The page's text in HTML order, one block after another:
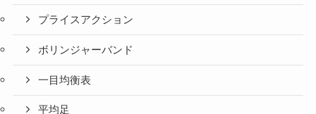
プライスアクション
ボリンジャーバンド
一目均衡表
平均足